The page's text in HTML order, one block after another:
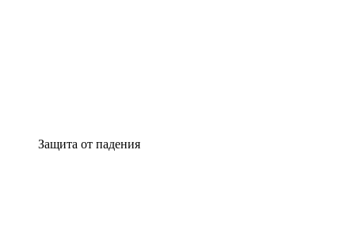
Защита от падения